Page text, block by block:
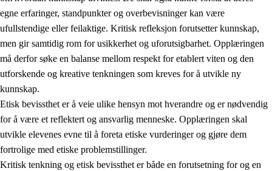
1.4 Skaperglede, engasjement og utforskertrang
1.5 Respekt for naturen og miljøbevissthet
1.6 Demokrati og medvirkning
egne erfaringer, standpunkter og overbevisninger kan være
ufullstendige eller feilaktige. Kritisk refleksjon forutsetter kunnskap,
men gir samtidig rom for usikkerhet og uforutsigbarhet. Opplæringen
må derfor søke en balanse mellom respekt for etablert viten og den
utforskende og kreative tenkningen som kreves for å utvikle ny
kunnskap.
Etisk bevissthet er å veie ulike hensyn mot hverandre og er nødvendig
for å være et reflektert og ansvarlig menneske. Opplæringen skal
utvikle elevenes evne til å foreta etiske vurderinger og gjøre dem
fortrolige med etiske problemstillinger.
Kritisk tenkning og etisk bevissthet er både en forutsetning for og en